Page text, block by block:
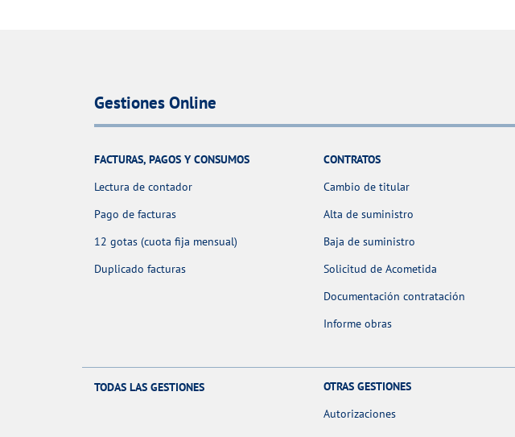
Gestiones Online
FACTURAS, PAGOS Y CONSUMOS
Lectura de contador
Pago de facturas
12 gotas (cuota fija mensual)
Duplicado facturas
CONTRATOS
Cambio de titular
Alta de suministro
Baja de suministro
Solicitud de Acometida
Documentación contratación
Informe obras
TODAS LAS GESTIONES
OTRAS GESTIONES
Autorizaciones